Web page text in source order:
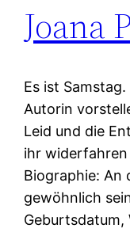
Joana
Es ist
Autorin
Leid und die
ihr widerfahren
Biographie: An
gewöhnlich
Geburtsdatum,